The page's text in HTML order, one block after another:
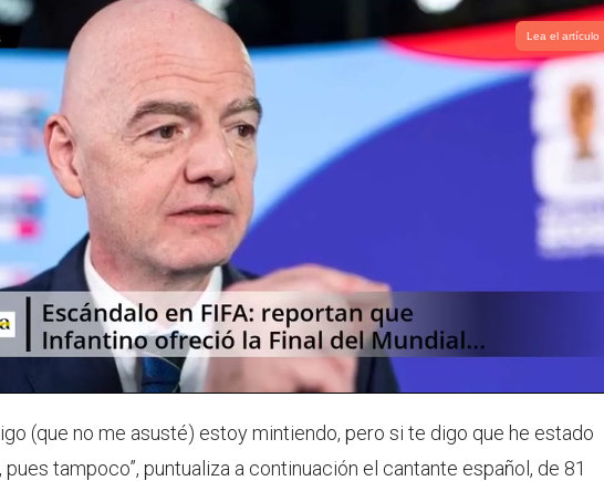
Lea el artículo
(que no me asusté) estoy mintiendo, pero si te digo que he estado
pues tampoco”, puntualiza a continuación el cantante español, de 81